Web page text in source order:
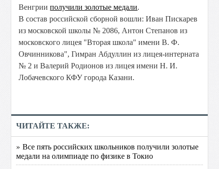
Венгрииполучили золотые медали.
В состав российской сборной вошли: Иван Пискарев
из московской школы № 2086, Антон Степанов из
московского лицея "Вторая школа" имени В. Ф.
Овчинникова", Гимран Абдуллин из лицея-интерната
№ 2 и Валерий Родионов из лицея имени Н. И.
Лобачевского КФУ города Казани.
ЧИТАЙТЕ ТАКЖЕ:
» Все пять российских школьников получили золотые
медали на олимпиаде по физике в Токио